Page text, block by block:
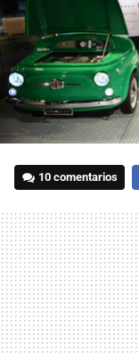
10 comentarios